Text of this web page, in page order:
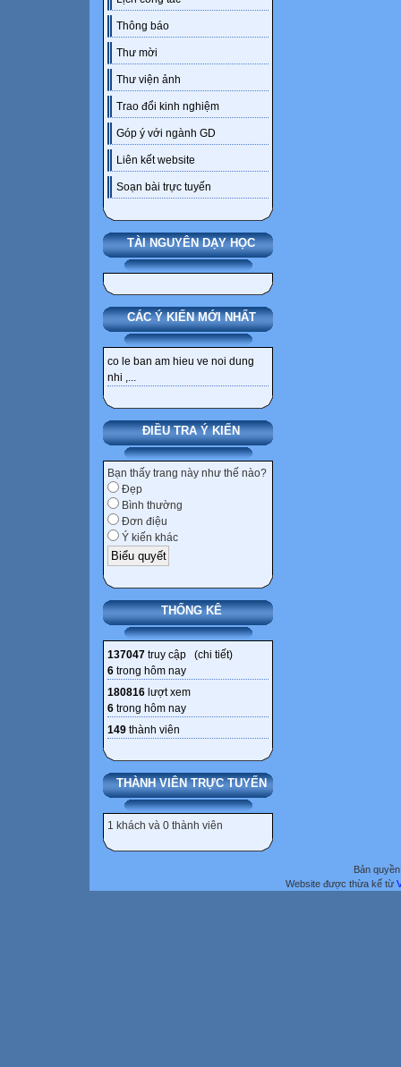
Thông báo
Thư mời
Thư viện ảnh
Trao đổi kinh nghiệm
Góp ý với ngành GD
Liên kết website
Soạn bài trực tuyến
TÀI NGUYÊN DẠY HỌC
CÁC Ý KIẾN MỚI NHẤT
co le ban am hieu ve noi dung
nhi ,...
ĐIỀU TRA Ý KIẾN
Bạn thấy trang này như thế nào?
Đẹp
Bình thường
Đơn điệu
Ý kiến khác
THỐNG KÊ
137047 truy cập (chi tiết)
6 trong hôm nay
180816 lượt xem
6 trong hôm nay
149 thành viên
THÀNH VIÊN TRỰC TUYẾN
1 khách và 0 thành viên
Bản
Website được thừa kế từ